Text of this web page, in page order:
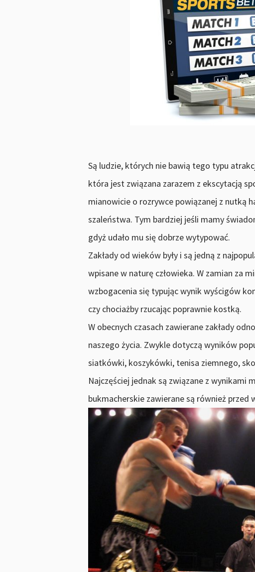
Są ludzie, których nie bawią tego typu
która jest związana zarazem z ekscytacją
mianowicie o rozrywce powiązanej z nutką
szaleństwa. Tym bardziej jeśli mamy
gdyż udało mu się dobrze wytypować.
Zakłady od wieków były i są jedną z
wpisane w naturę człowieka. W zamian za
wzbogacenia się typując wynik wyścigów
czy chociażby rzucając poprawnie kostką.
W obecnych czasach zawierane zakłady
naszego życia. Zwykle dotyczą wyników
siatkówki, koszykówki, tenisa ziemnego,
Najczęściej jednak są związane z wynikami
bukmacherskie zawierane są również